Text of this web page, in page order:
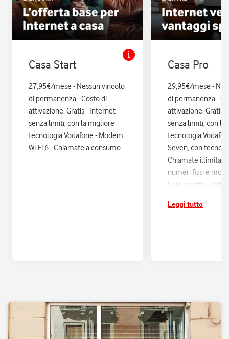
Casa Start
27,95€/mese - Nessun vincolo
di permanenza - Costo di
attivazione: Gratis - Internet
senza limiti, con la migliore
tecnologia Vodafone - Modem
Wi-Fi 6 - Chiamate a consumo.
Casa Pro
29,95€/mese -
di permanenza -
attivazione: Gratis.
senza limiti, con la
tecnologia
Seven, con
Chiamate illimitate
numeri fissi e
Solo se attivi
sconti ed
Leggi tutto